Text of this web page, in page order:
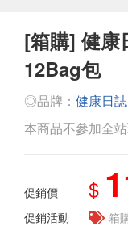
[箱購] 健康
12Bag包
◎品牌： 健康日誌
本商品不參加全
促銷價 $
促銷活動
箱